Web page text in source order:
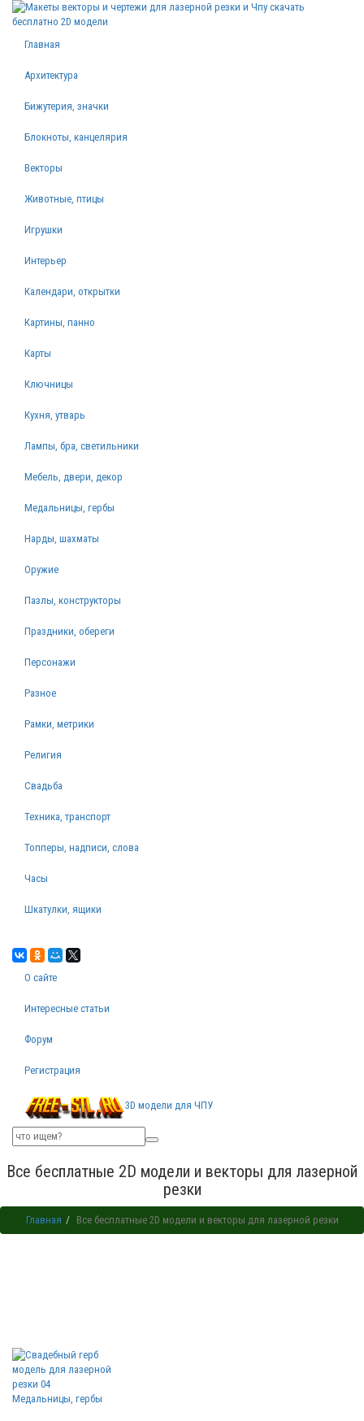
Главная
Архитектура
Бижутерия, значки
Блокноты, канцелярия
Векторы
Животные, птицы
Игрушки
Интерьер
Календари, открытки
Картины, панно
Карты
Ключницы
Кухня, утварь
Лампы, бра, светильники
Мебель, двери, декор
Медальницы, гербы
Нарды, шахматы
Оружие
Пазлы, конструкторы
Праздники, обереги
Персонажи
Разное
Рамки, метрики
Религия
Свадьба
Техника, транспорт
Топперы, надписи, слова
Часы
Шкатулки, ящики
О сайте
Интересные статьи
Форум
Регистрация
3D модели для ЧПУ
Все бесплатные 2D модели и векторы для лазерной
резки
Главная Все бесплатные 2D модели и векторы для лазерной резки
Медальницы, гербы